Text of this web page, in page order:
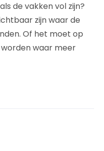
de vakken vol zijn?
zijn waar de
Of het moet op
waar meer